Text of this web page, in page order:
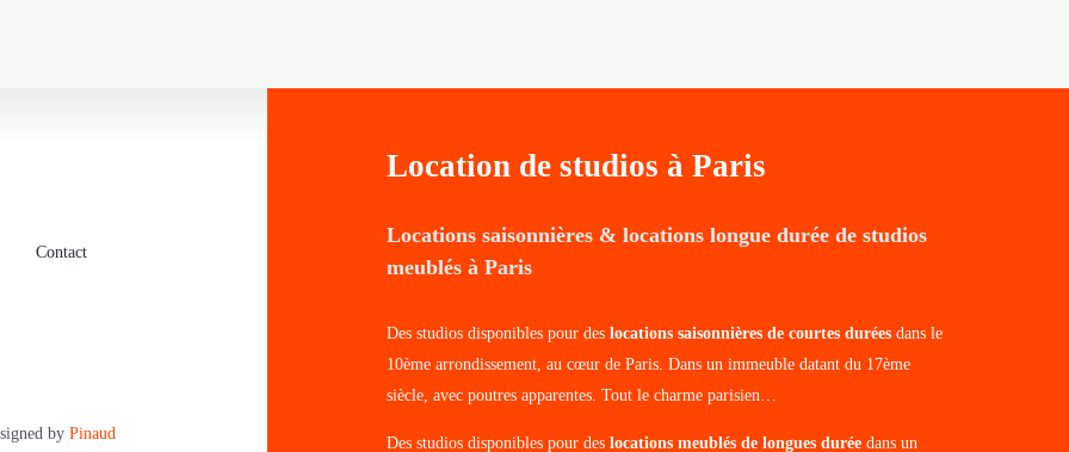
Contact
by Pinaud
Location de studios à Paris
Locations saisonnières & locations longue durée de studios
meublés à Paris
Des studios disponibles pour des locations saisonnières de courtes durées dans le
10ème arrondissement, au cœur de Paris. Dans un immeuble datant du 17ème
siècle, avec poutres apparentes. Tout le charme parisien…
Des studios disponibles pour des locations meublés de longues durée dans un